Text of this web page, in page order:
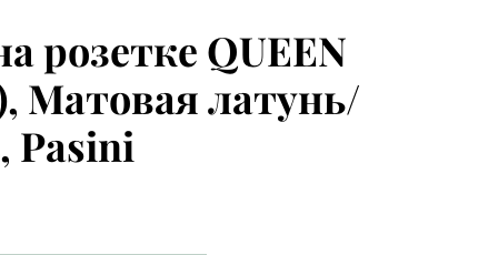
розетке QUEEN
Матовая латунь/
Pasini